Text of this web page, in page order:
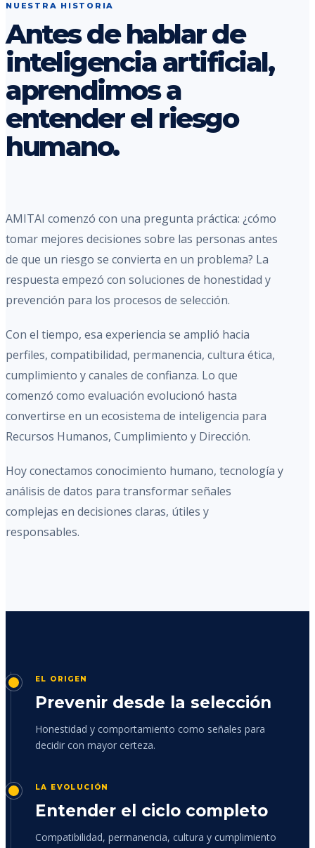
NUESTRA HISTORIA
Antes de hablar de
inteligencia artificial,
aprendimos a
entender el riesgo
humano.
AMITAI comenzó con una pregunta práctica: ¿cómo
tomar mejores decisiones sobre las personas antes
de que un riesgo se convierta en un problema? La
respuesta empezó con soluciones de honestidad y
prevención para los procesos de selección.
Con el tiempo, esa experiencia se amplió hacia
perfiles, compatibilidad, permanencia, cultura ética,
cumplimiento y canales de confianza. Lo que
comenzó como evaluación evolucionó hasta
convertirse en un ecosistema de inteligencia para
Recursos Humanos, Cumplimiento y Dirección.
Hoy conectamos conocimiento humano, tecnología y
análisis de datos para transformar señales
complejas en decisiones claras, útiles y
responsables.
EL ORIGEN
Prevenir desde la selección
Honestidad y comportamiento como señales para
decidir con mayor certeza.
LA EVOLUCIÓN
Entender el ciclo completo
Compatibilidad, permanencia, cultura y cumplimiento